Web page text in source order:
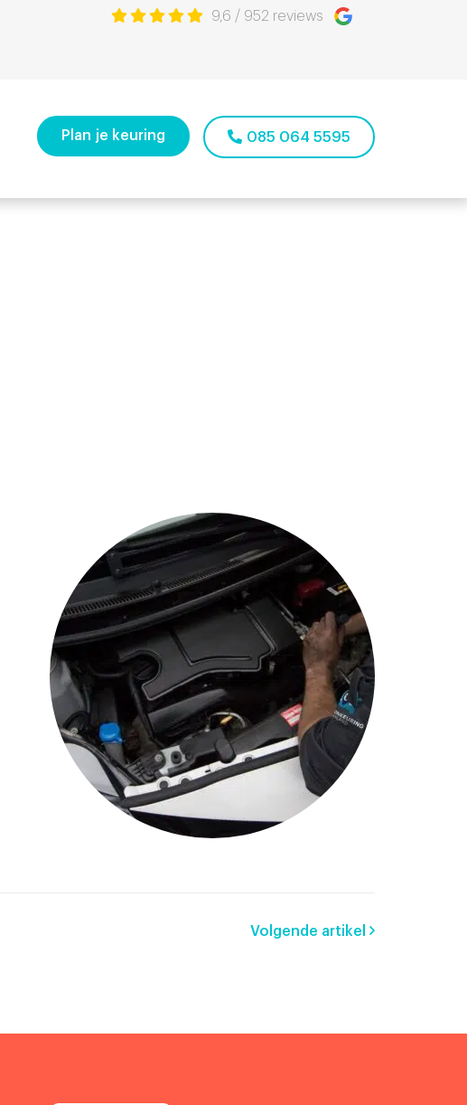
9,6 / 952 reviews
Plan je keuring 085 064 5595
Volgende artikel